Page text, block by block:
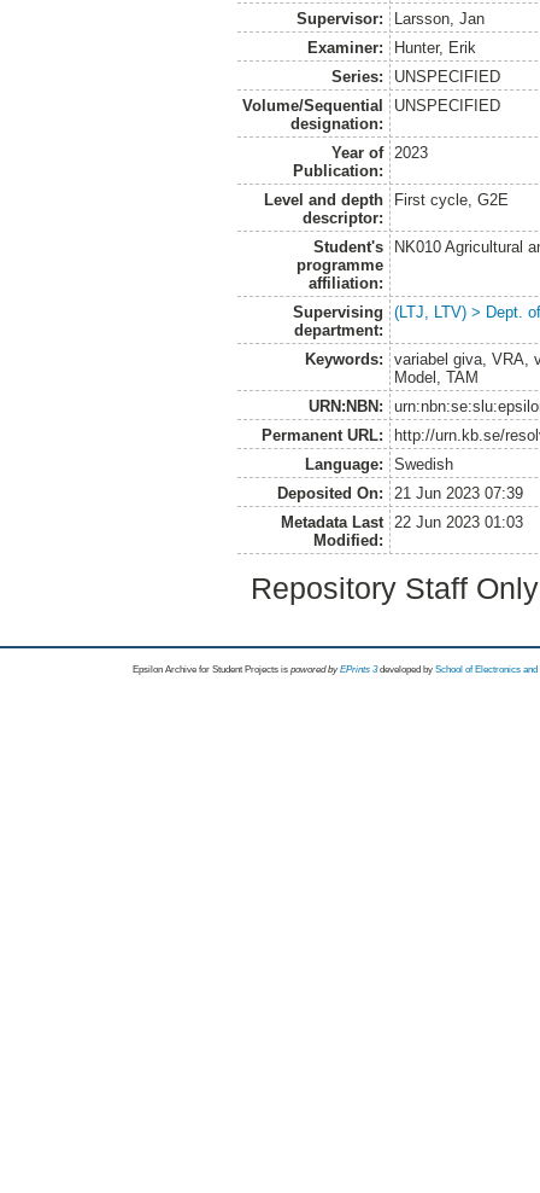
Supervisor:
Larsson, Jan
Examiner:
Hunter, Erik
Series:
UNSPECIFIED
Volume/Sequential
designation:
UNSPECIFIED
Year of
Publication:
2023
Level and depth
descriptor:
First cycle, G2E
Student's
programme
affiliation:
NK010 Agricultural
Supervising
department:
(LTJ, LTV) > Dept.
Keywords:
variabel giva, VRA,
Model, TAM
URN:NBN:
Permanent URL:
http://urn.kb.se/
Language:
Swedish
Deposited On:
21 Jun 2023 07:39
Metadata Last
Modified:
22 Jun 2023 01:03
Repository Staff
Epsilon Archive for Student Projects is powored byEPrints 3 developed by School of Electronics